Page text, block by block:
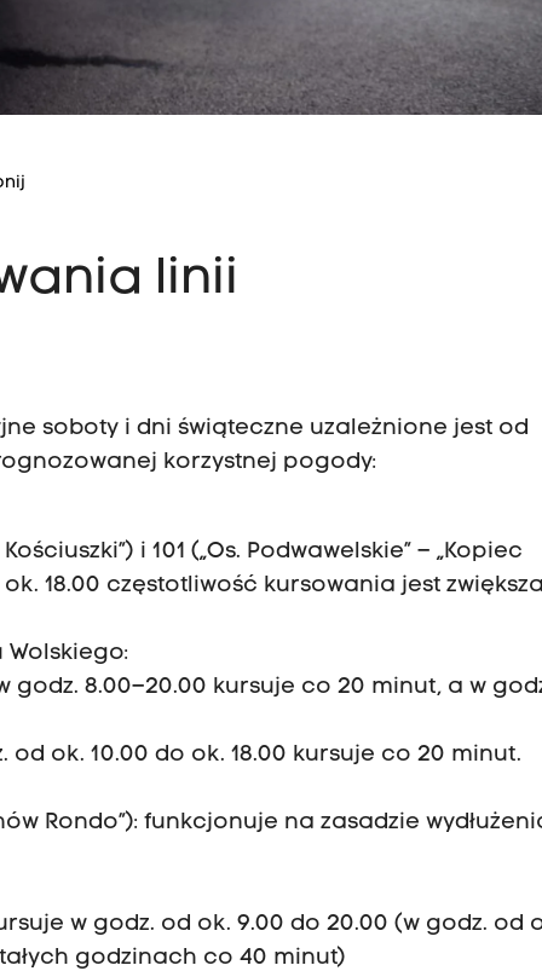
linii
soboty i dni świąteczne uzależnione jest od
korzystnej pogody:
i 101 („Os. Podwawelskie” – „Kopiec
ok. 18.00 częstotliwość kursowania jest
godz. 8.00–20.00 kursuje co 20 minut, a w
od ok. 10.00 do ok. 18.00 kursuje co 20 minut.
Rondo”): funkcjonuje na zasadzie
w godz. od ok. 9.00 do 20.00 (w godz. od
godzinach co 40 minut)